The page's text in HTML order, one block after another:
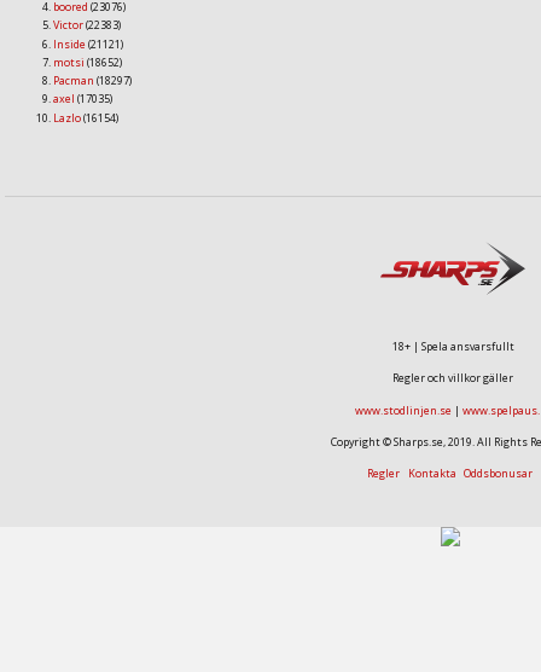
boored (23076)
Victor(22383)
Inside (21121)
motsi (18652)
Pacman (18297)
axel (17035)
Lazlo(16154)
18+ | Spela ansvarsfullt
Regler och villkor gäller
www.stodlinjen.se |
Copyright © Sharps.se, 2019. All Rights
Regler Kontakta Oddsbonusar